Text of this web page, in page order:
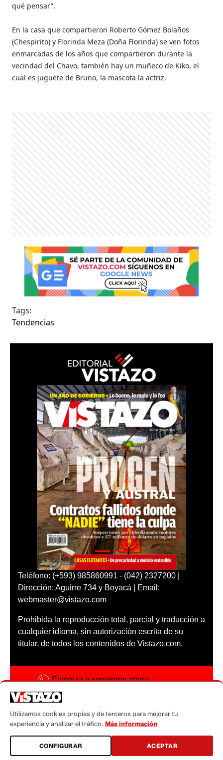
qué pensar”.
En la casa que compartieron Roberto Gómez Bolaños
(Chespirito) y Florinda Meza (Doña Florinda) se ven fotos
enmarcadas de los años que compartieron durante la
vecindad del Chavo, también hay un muñeco de Kiko, el
cual es juguete de Bruno, la mascota la actriz.
Tags:
Tendencias
Teléfono: (+593) 985860991 - (042) 2327200 |
Dirección: Aguirre 734 y Boyacá | Email:
webmaster@vistazo.com
Prohibida la reproducción total, parcial y traducción a
cualquier idioma, sin autorización escrita de su
titular, de todos los contenidos de Vistazo.com.
Empieza a seguirnos ahora
Código ética
Sugerencias a:
sugerencias@vistazo.com
Utilizamos cookies propias y de terceros para mejorar tu
experiencia y analizar el tráfico. Más información
CONFIGURAR ACEPTAR